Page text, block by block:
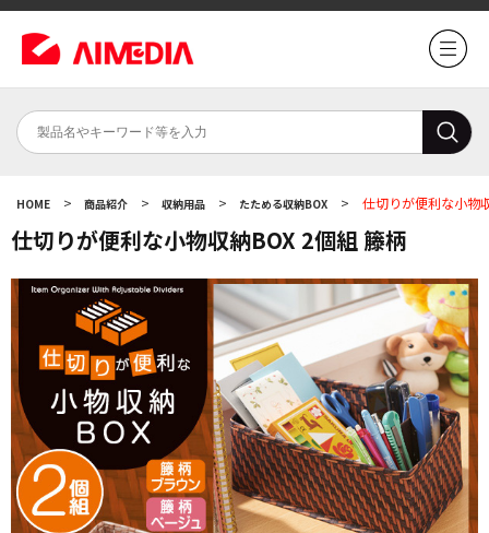
HOME > 商品紹介 > 収納用品 > たためる収納BOX > 仕切りが便利な小物
仕切りが便利な小物収納BOX 2個組 籐柄